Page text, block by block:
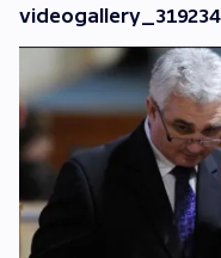
videogallery_319234